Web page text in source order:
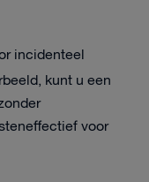
incidenteel
kunt u een
voor